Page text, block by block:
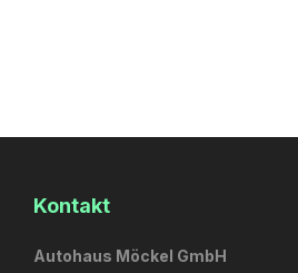
Kontakt
Autohaus Möckel GmbH